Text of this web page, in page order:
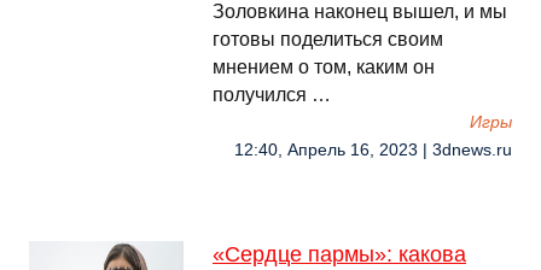
Золовкина наконец вышел, и мы
готовы поделиться своим
мнением о том, каким он
получился …
Игры
12:40, Апрель 16, 2023 | 3dnews.ru
«Сердце пармы»: какова